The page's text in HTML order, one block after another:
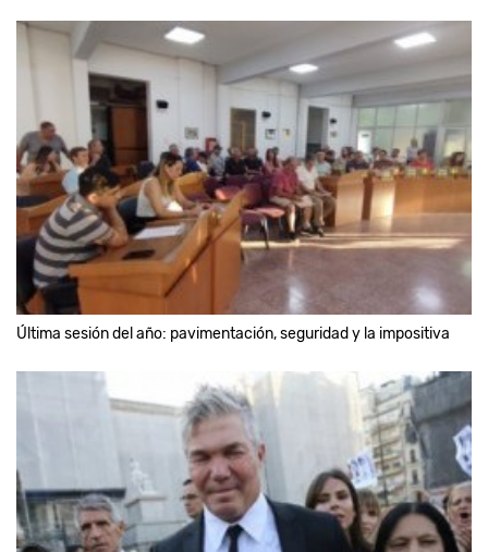
Última sesión del año: pavimentación, seguridad y la impositiva